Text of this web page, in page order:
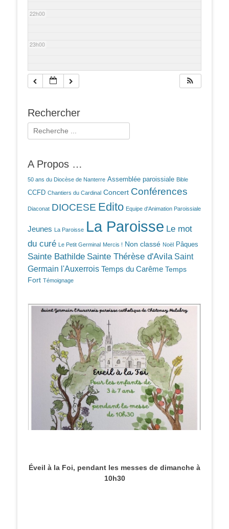
22h00
23h00
Rechercher
Rechercher :
A Propos …
50 ans du Diocèse de Nanterre Assemblée paroissiale Bible
CCFD Chantiers du Cardinal Concert Conférences
Diaconat DIOCESE Edito Equipe d'Animation Paroissiale
Jeunes La Paroisse La Paroisse Le mot
du curé Le Petit Germinal Mercis ! Non classé Noël Pâques
Sainte Bathilde Sainte Thérèse d'Avila Saint
Germain l'Auxerrois Temps du Carême Temps
Fort Témoignage
Éveil à la Foi, pendant les messes de dimanche à
10h30